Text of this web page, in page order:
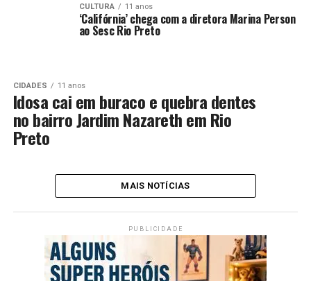
CULTURA 11 anos
‘Califórnia’ chega com a diretora Marina Person
ao Sesc Rio Preto
CIDADES 11 anos
Idosa cai em buraco e quebra dentes
no bairro Jardim Nazareth em Rio
Preto
MAIS NOTÍCIAS
PUBLICIDADE